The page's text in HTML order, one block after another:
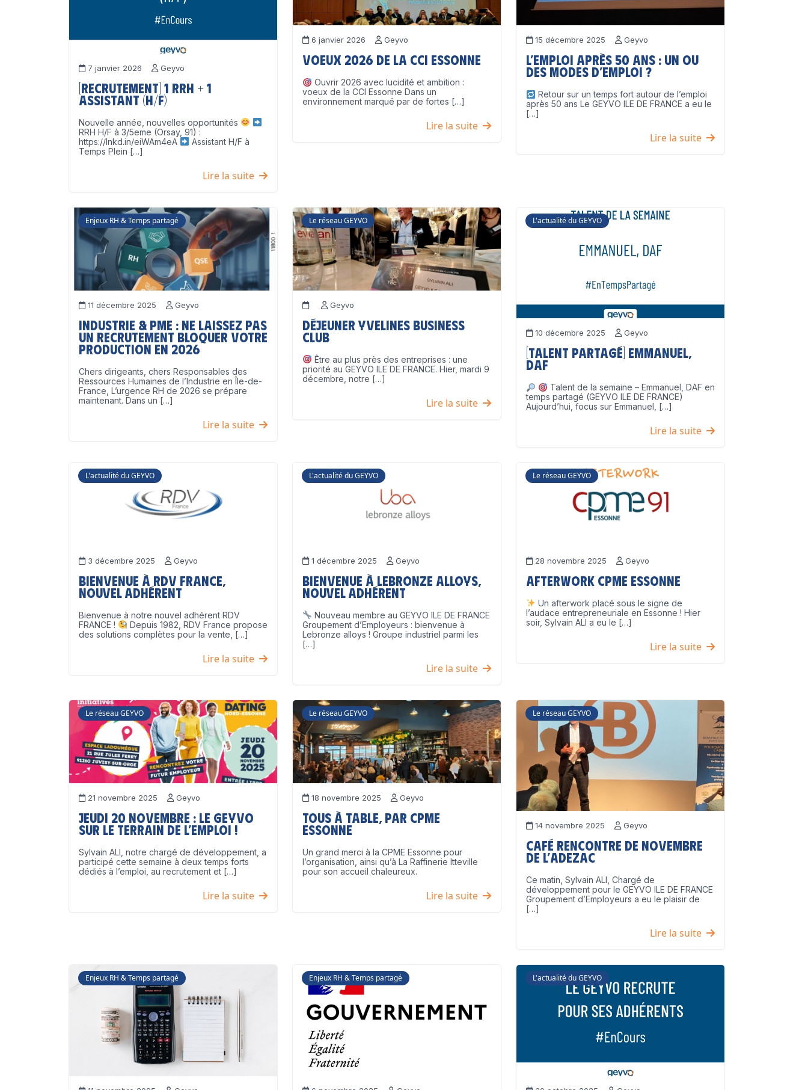
7 janvier 2026 Geyvo
[Recrutement] 1 RRH + 1
Assistant (H/F)
Nouvelle année, nouvelles opportunités
RRH H/F à 3/5eme (Orsay, 91) :
https://lnkd.in/eiWAm4eA
Assistant H/F à
Temps Plein […]
Lire la suite
6 janvier 2026 Geyvo
Voeux 2026 de la CCI Essonne
Ouvrir 2026 avec lucidité et ambition :
voeux de la CCI Essonne Dans un
environnement marqué par de fortes […]
Lire la suite
15 décembre 2025 Geyvo
L’emploi après 50 ans : un ou
des modes d’emploi ?
Retour sur un temps fort autour de l’emploi
après 50 ans Le GEYVO ILE DE FRANCE a eu le
[…]
Lire la suite
Enjeux RH & Temps partagé
11 décembre 2025 Geyvo
Industrie & PME : ne laissez pas
un recrutement bloquer votre
production en 2026
Chers dirigeants, chers Responsables des
Ressources Humaines de l’Industrie en Île-de-
France, L’urgence RH de 2026 se prépare
maintenant. Dans un […]
Lire la suite
Le réseau GEYVO
Geyvo
Déjeuner Yvelines Business
Club
Être au plus près des entreprises : une
priorité au GEYVO ILE DE FRANCE. Hier, mardi 9
décembre, notre […]
Lire la suite
L'actualité du GEYVO
10 décembre 2025 Geyvo
[Talent partagé] Emmanuel,
DAF
Talent de la semaine – Emmanuel, DAF en
temps partagé (GEYVO ILE DE FRANCE)
Aujourd’hui, focus sur Emmanuel, […]
Lire la suite
L'actualité du GEYVO
3 décembre 2025 Geyvo
Bienvenue à RDV France,
nouvel adhérent
Bienvenue à notre nouvel adhérent RDV
FRANCE !
Depuis 1982, RDV France propose
des solutions complètes pour la vente, […]
Lire la suite
L'actualité du GEYVO
1 décembre 2025 Geyvo
Bienvenue à Lebronze Alloys,
nouvel adhérent
Nouveau membre au GEYVO ILE DE FRANCE
Groupement d’Employeurs : bienvenue à
Lebronze alloys ! Groupe industriel parmi les
[…]
Lire la suite
Le réseau GEYVO
28 novembre 2025 Geyvo
Afterwork CPME Essonne
Un afterwork placé sous le signe de
l’audace entrepreneuriale en Essonne ! Hier
soir, Sylvain ALI a eu le […]
Lire la suite
Le réseau GEYVO
21 novembre 2025 Geyvo
Jeudi 20 novembre : le GEYVO
sur le terrain de l’emploi !
Sylvain ALI, notre chargé de développement, a
participé cette semaine à deux temps forts
dédiés à l’emploi, au recrutement et […]
Lire la suite
Le réseau GEYVO
18 novembre 2025 Geyvo
Tous à table, par CPME
Essonne
Un grand merci à la CPME Essonne pour
l’organisation, ainsi qu’à La Raffinerie Itteville
pour son accueil chaleureux.
Lire la suite
Le réseau GEYVO
14 novembre 2025 Geyvo
Café Rencontre de Novembre
de l’ADEZAC
Ce matin, Sylvain ALI, Chargé de
développement pour le GEYVO ILE DE FRANCE
Groupement d’Employeurs a eu le plaisir de
[…]
Lire la suite
Enjeux RH & Temps partagé Enjeux RH & Temps partagé L'actualité du GEYVO